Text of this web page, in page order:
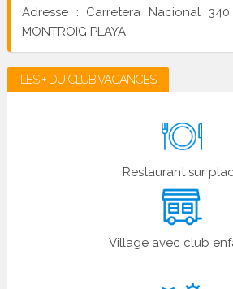
Adresse : Carretera Nacional
MONTROIG PLAYA
LES + DU CLUB VACANCES
Restaurant sur
Village avec club